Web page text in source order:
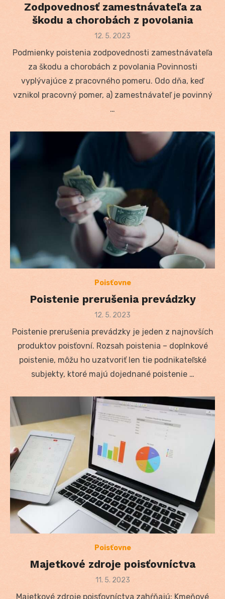
Zodpovednosť zamestnávateľa za
škodu a chorobách z povolania
Posted
12. 5. 2023
Podmienky poistenia zodpovednosti zamestnávateľa
za škodu a chorobách z povolania Povinnosti
vyplývajúce z pracovného pomeru. Odo dňa, keď
vznikol pracovný pomer, a) zamestnávateľ je povinný
…
Poisťovne
Poistenie prerušenia prevádzky
Posted
12. 5. 2023
Poistenie prerušenia prevádzky je jeden z najnovších
produktov poisťovní. Rozsah poistenia – doplnkové
poistenie, môžu ho uzatvoriť len tie podnikateľské
subjekty, ktoré majú dojednané poistenie …
Poisťovne
Majetkové zdroje poisťovníctva
Posted
11. 5. 2023
Majetkové zdroje poisťovníctva zahŕňajú: Kmeňové